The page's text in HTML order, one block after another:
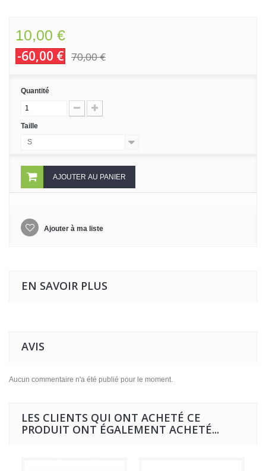
10,00 €
-60,00 € 70,00 €
Quantité
Taille
S
AJOUTER AU PANIER
Ajouter à ma liste
EN SAVOIR PLUS
AVIS
Aucun commentaire n'a été publié pour le moment.
LES CLIENTS QUI ONT ACHETÉ CE
PRODUIT ONT ÉGALEMENT ACHETÉ...